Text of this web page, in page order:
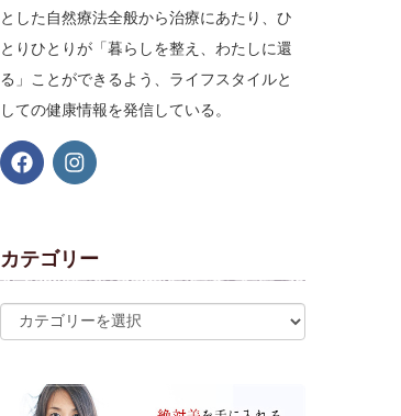
とした自然療法全般から治療にあたり、ひ
とりひとりが「暮らしを整え、わたしに還
る」ことができるよう、ライフスタイルと
しての健康情報を発信している。
カテゴリー